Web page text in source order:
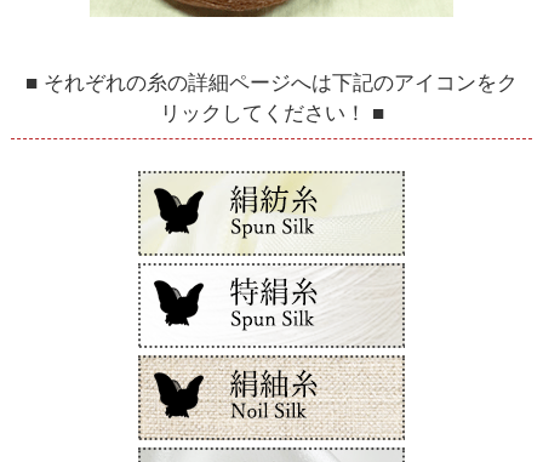
■ それぞれの糸の詳細ページへは下記のアイコンをク
リックしてください！ ■